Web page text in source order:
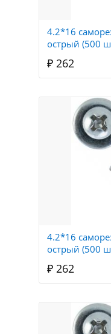
4.2*16
острый (500
₽ 262
4.2*16
острый (500
₽ 262